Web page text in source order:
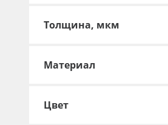
Толщина, мкм
Материал
Цвет